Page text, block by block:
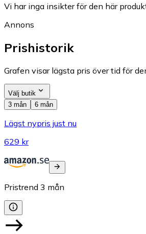
Vi har inga insikter för den här
Annons
Prishistorik
Grafen visar lägsta pris över tid för
Välj butik
3 mån
6 mån
Lägst nypris just nu
629 kr
Pristrend 3 mån